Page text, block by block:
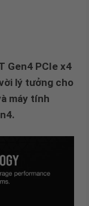
Gen4 PCIe x4
lý tưởng cho
máy tính